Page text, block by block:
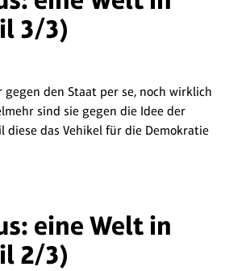
3/3)
den Staat per se, noch wirklich
sind sie gegen die Idee der
diese das Vehikel für die Demokratie
eine Welt in
2/3)